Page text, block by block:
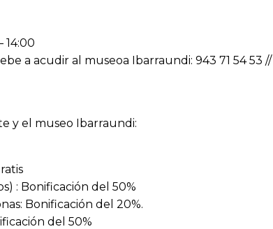
14:00
a acudir al museoa Ibarraundi: 943 71 54 53 //
y el museo Ibarraundi:
: Bonificación del 50%
Bonificación del 20%.
del 50%